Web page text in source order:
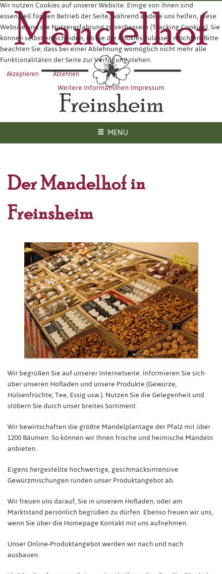
MENU
Der Mandelhof in
Freinsheim
Wir begrüßen Sie auf unserer Internetseite. Informieren Sie sich
über unseren Hofladen und unsere Produkte (Gewürze,
Hülsenfrüchte, Tee, Essig usw.). Nutzen Sie die Gelegenheit und
stöbern Sie durch unser breites Sortiment.
Wir bewirtschaften die größte Mandelplantage der Pfalz mit über
1200 Bäumen. So können wir Ihnen frische und heimische Mandeln
anbieten.
Eigens hergestellte hochwertige, geschmacksintensive
Gewürzmischungen runden unser Produktangebot ab.
Wir freuen uns darauf, Sie in unserem Hofladen, oder am
Marktstand persönlich begrüßen zu dürfen. Ebenso freuen wir uns,
wenn Sie über die Homepage Kontakt mit uns aufnehmen.
Unser Online-Produktangebot werden wir nach und nach
ausbauen.
Wir nutzen Cookies auf unserer Website. Einige von ihnen sind
essenziell für den Betrieb der Seite, während andere uns helfen, diese
Website und die Nutzererfahrung zu verbessern (Tracking Cookies). Sie
können selbst entscheiden, ob Sie die Cookies zulassen möchten. Bitte
beachten Sie, dass bei einer Ablehnung womöglich nicht mehr alle
Funktionalitäten der Seite zur Verfügung stehen.
Akzeptieren Ablehnen
Weitere InformationenImpressum